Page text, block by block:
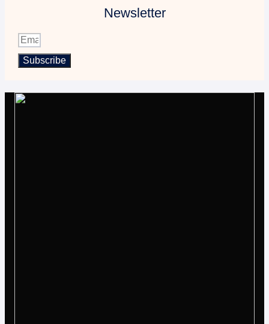
Newsletter
Subscribe